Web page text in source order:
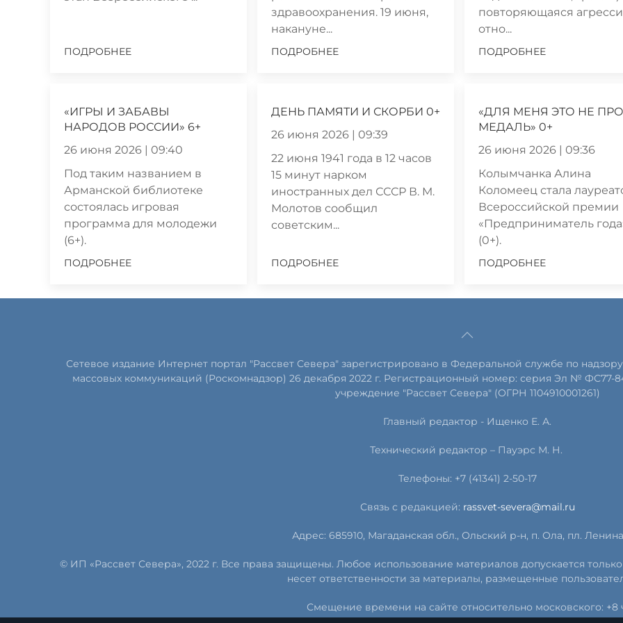
ПОДРОБНЕЕ
здравоохранения. 19 июня,
накануне...
ПОДРОБНЕЕ
повторяющаяся
отно...
ПОДРОБНЕЕ
«ИГРЫ И ЗАБАВЫ
НАРОДОВ РОССИИ» 6+
26 июня 2026 | 09:40
Под таким названием в
Арманской библиотеке
состоялась игровая
программа для молодежи
(6+).
ПОДРОБНЕЕ
ДЕНЬ ПАМЯТИ И СКОРБИ 0+
26 июня 2026 | 09:39
22 июня 1941 года в 12 часов
15 минут нарком
иностранных дел СССР В. М.
Молотов сообщил
советским...
ПОДРОБНЕЕ
«ДЛЯ МЕНЯ ЭТО НЕ
МЕДАЛЬ» 0+
26 июня 2026 | 09:36
Колымчанка Алина
Коломеец стала
Всероссийской премии
«Предприниматель
(0+).
ПОДРОБНЕЕ
Сетевое издание Интернет портал "Рассвет Севера" зарегистрировано в Федеральной службе по
массовых коммуникаций (Роскомнадзор) 26 декабря 2022 г. Регистрационный номер: серия Эл № ФС77-
учреждение "Рассвет Севера" (ОГРН 1104910001261)
Главный редактор - Ищенко Е. А.
Технический редактор – Пауэрс М. Н.
Телефоны: +7 (41341) 2-50-17
Связь с редакцией: rassvet-severa@mail.ru
Адрес: 685910, Магаданская обл., Ольский р-н, п. Ола, пл.
© ИП «Рассвет Севера», 2022 г. Все права защищены. Любое использование материалов допускается
несет ответственности за материалы, размещенные
Смещение времени на сайте относительно московского: +8